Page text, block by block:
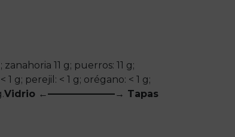
zanahoria 11 g; puerros: 11 g;
g; perejil: < 1 g; orégano: < 1 g;
Vidrio ←———————→ Tapas